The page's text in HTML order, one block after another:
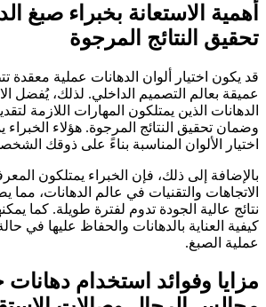
أهمية الاستعانة بخبراء صبغ
تحقيق النتائج المرجوة
قد يكون اختيار ألوان الدهانات عملية
عميقة بعالم التصميم الداخلي. لذلك، يُفضل
الدهانات الذين يمتلكون المهارات اللازمة
وضمان تحقيق النتائج المرجوة. هؤلاء
اختيار الألوان المناسبة بناءً على ذوقك
بالإضافة إلى ذلك، فإن الخبراء يمتلكون
الاتجاهات والتقنيات في عالم الدهانات،
نتائج عالية الجودة تدوم لفترة طويلة. كما
كيفية العناية بالدهانات والحفاظ عليها في
عملية الصبغ.
مزايا وفوائد استخدام